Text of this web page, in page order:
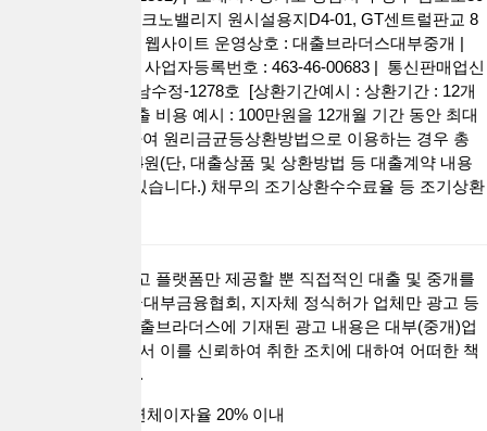
번길 55, 판교 제2테크노밸리지 원시설용지D4-01, GT센트럴판교 8
층 808호 (금토동) | 웹사이트 운영상호 : 대출브라더스대부중개 |
대표이사 : 권현수 | 사업자등록번호 : 463-46-00683 | 통신판매업신
고번호 : 제2022-성남수정-1278호 [상환기간예시 : 상환기간 : 12개
월 ~ 60개월 / 총 대출 비용 예시 : 100만원을 12개월 기간 동안 최대
금리 연 20% 적용하여 원리금균등상환방법으로 이용하는 경우 총
상환 금액 1,111,614원(단, 대출상품 및 상환방법 등 대출계약 내용
에 따라 달라질 수 있습니다.) 채무의 조기상환수수료율 등 조기상환
대출브라더스는 광고 플랫폼만 제공할 뿐 직접적인 대출 및 중개를
하지 않습니다. 한국대부금융협회, 지자체 정식허가 업체만 광고 등
록이가능합니다. 대출브라더스에 기재된 광고 내용은 대부(중개)업
체가 공하는 정보로서 이를 신뢰하여 취한 조치에 대하여 어떠한 책
임을 지지 않습니다.
금리 연20% 이내, 연체이자율 20% 이내